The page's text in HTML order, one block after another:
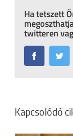
Ha tetszett
twitteren
Facebook
Kapcsolódó